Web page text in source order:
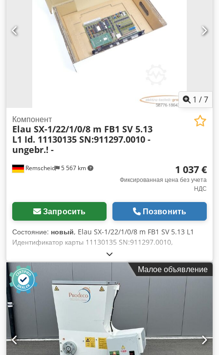
1 /7
Remscheid 5 567 km
Компонент
Elau SX-1/22/1/0/8 m FB1 SV 5.13
L1 Id. 11130135 SN:911297.0010 -
ungebr.! -
1 037 €
Фиксированная цена без учета
НДС
Запросить Позвонить
Состояние: новый, Elau SX-1/22/1/0/8 m FB1 SV 5.13 L1
Идентификатор карты 11130135 SN:911297.0010,
неиспользованный, в открытой оригинальной упаковке,
100% работоспособен, комплект поставки соответствует
фотографиям Dwsdpfx Ansv E Tuajlea Малое объявление